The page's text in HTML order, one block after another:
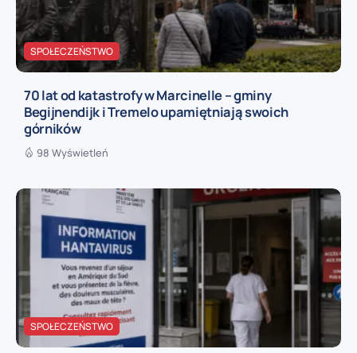
SPOŁECZEŃSTWO
70 lat od katastrofy w Marcinelle – gminy
Begijnendijk i Tremelo upamiętniają swoich
górników
98 Wyświetleń
SPOŁECZEŃSTWO